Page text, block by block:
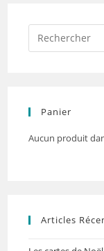
Panier
Aucun produit
Articles